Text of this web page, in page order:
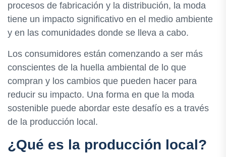
procesos de fabricación y la distribución, la moda
tiene un impacto significativo en el medio ambiente
y en las comunidades donde se lleva a cabo.
Los consumidores están comenzando a ser más
conscientes de la huella ambiental de lo que
compran y los cambios que pueden hacer para
reducir su impacto. Una forma en que la moda
sostenible puede abordar este desafío es a través
de la producción local.
¿Qué es la producción local?